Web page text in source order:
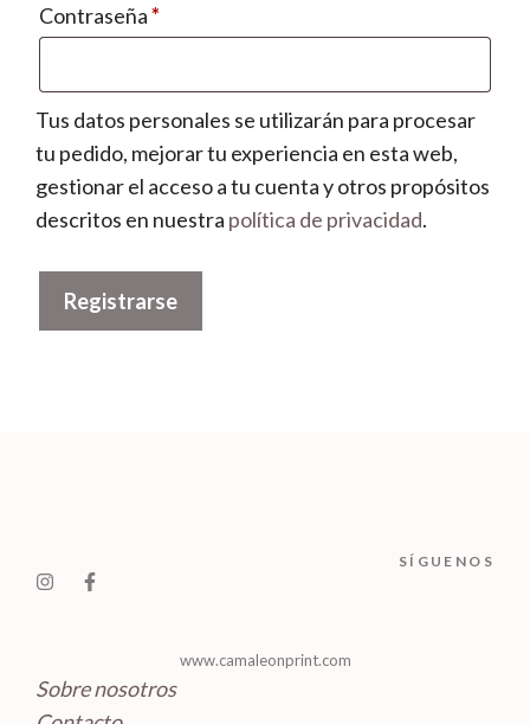
Contraseña*Obligatorio
Tus datos personales se utilizarán para procesar
tu pedido, mejorar tu experiencia en esta web,
gestionar el acceso a tu cuenta y otros propósitos
descritos en nuestra política de privacidad.
Registrarse
SÍGUENOS
www.camaleonprint.com
Sobre nosotros